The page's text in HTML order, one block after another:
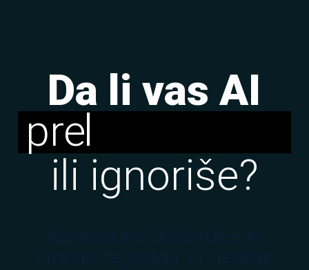
Da li vas AI
preporučuje
ili ignoriše?